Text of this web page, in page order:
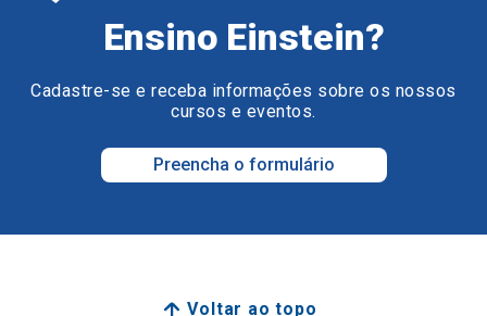
Ensino Einstein?
Cadastre-se e receba informações sobre os nossos
cursos e eventos.
Preencha o formulário
Voltar ao topo